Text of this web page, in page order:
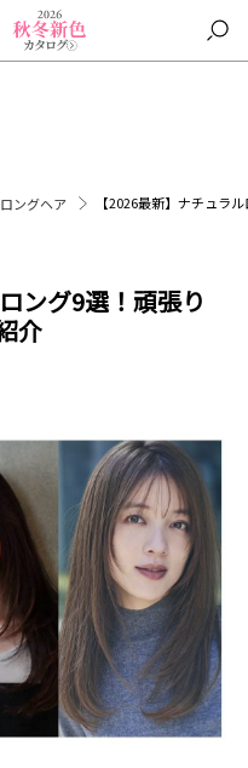
ロングヘア 【2026最新】ナチュラ
ング9選！頑張り
介